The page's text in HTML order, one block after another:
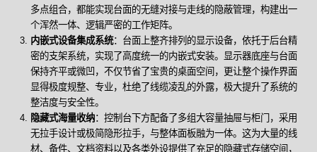
多点组合，都能实现台面的无缝对接与走线的隐蔽管理，构建出一
个浑然一体、逻辑严密的工作矩阵。
内嵌式设备集成系统：台面上整齐排列的显示设备，依托于后台精
密的支架系统，实现了高度统一的内嵌式安装。显示器底座与台面
保持齐平或微凹，不仅节省了宝贵的桌面空间，更让整个操作界面
显得极度规整、专业，杜绝了线缆凌乱的外露，极大提升了系统的
整洁度与安全性。
隐藏式海量收纳：控制台下方配备了多组大容量抽屉与柜门，采用
无拉手设计或极简隐形拉手，与整体面板融为一体。这为大量的线
材、备件、文档资料以及各类外设提供了充足的隐藏式存储空间，